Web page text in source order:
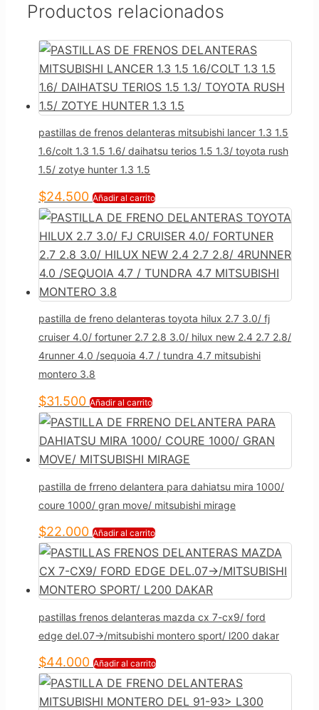
Productos relacionados
pastillas de frenos delanteras mitsubishi lancer 1.3 1.5
1.6/colt 1.3 1.5 1.6/ daihatsu terios 1.5 1.3/ toyota rush
1.5/ zotye hunter 1.3 1.5
$24.500 Añadir al carrito
pastilla de freno delanteras toyota hilux 2.7 3.0/ fj
cruiser 4.0/ fortuner 2.7 2.8 3.0/ hilux new 2.4 2.7 2.8/
4runner 4.0 /sequoia 4.7 / tundra 4.7 mitsubishi
montero 3.8
$31.500 Añadir al carrito
pastilla de frreno delantera para dahiatsu mira 1000/
coure 1000/ gran move/ mitsubishi mirage
$22.000 Añadir al carrito
pastillas frenos delanteras mazda cx 7-cx9/ ford
edge del.07->/mitsubishi montero sport/ l200 dakar
$44.000 Añadir al carrito